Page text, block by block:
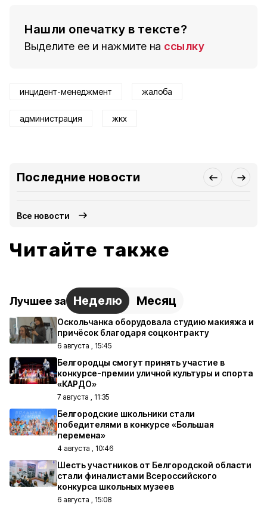
Нашли опечатку в тексте?
Выделите ее и нажмите на ссылку
инцидент-менеджмент жалоба
администрация жкх
Последние новости
Все новости
Читайте также
Лучшее за Неделю Месяц
Оскольчанка оборудовала студию макияжа и
причёсок благодаря соцконтракту
6 августа , 15:45
Белгородцы смогут принять участие в
конкурсе-премии уличной культуры и спорта
«КАРДО»
7 августа , 11:35
Белгородские школьники стали
победителями в конкурсе «Большая
перемена»
4 августа , 10:46
Шесть участников от Белгородской области
стали финалистами Всероссийского
конкурса школьных музеев
6 августа , 15:08